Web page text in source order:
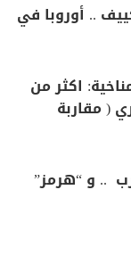
.. أوروبا في
اكثر من
( مقاربة
.. و “هرمز”